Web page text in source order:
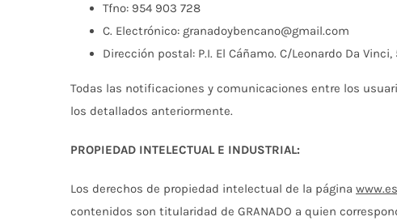
Tfno: 954 903 728
C. Electrónico: granadoybencano@gmail.com
Dirección postal: P.I. El Cáñamo. C/Leonardo Da Vinci,
Todas las notificaciones y comunicaciones entre los
los detallados anteriormente.
PROPIEDAD INTELECTUAL E INDUSTRIAL:
Los derechos de propiedad intelectual de la página
contenidos son titularidad de GRANADO a quien